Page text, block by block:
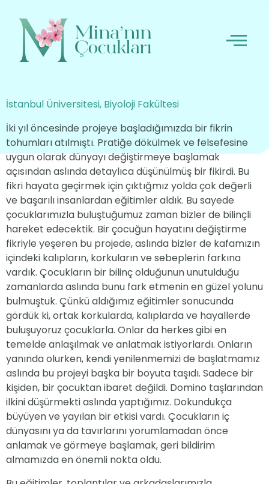
İstanbul Üniversitesi, Biyoloji Fakültesi
İki yıl öncesinde projeye başladığımızda bir fikrin
tohumları atılmıştı. Pratiğe dökülmek ve felsefesine
uygun olarak dünyayı değiştirmeye başlamak
açısından aslında detaylıca düşünülmüş bir fikirdi. Bu
fikri hayata geçirmek için çıktığmız yolda çok değerli
ve başarılı insanlardan eğitimler aldık. Bu sayede
çocuklarımızla buluştuğumuz zaman bizler de bilinçli
hareket edecektik. Bir çocuğun hayatını değiştirme
fikriyle yeşeren bu projede, aslında bizler de kafamızın
içindeki kalıpların, korkuların ve sebeplerin farkına
vardık. Çocukların bir bilinç olduğunun unutulduğu
zamanlarda aslında bunu fark etmenin en güzel yolunu
bulmuştuk. Çünkü aldığımız eğitimler sonucunda
gördük ki, ortak korkularda, kalıplarda ve hayallerde
buluşuyoruz çocuklarla. Onlar da herkes gibi en
temelde anlaşılmak ve anlatmak istiyorlardı. Onların
yanında olurken, kendi yenilenmemizi de başlatmamız
aslında bu projeyi başka bir boyuta taşıdı. Sadece bir
kişiden, bir çocuktan ibaret değildi. Domino taşlarından
ilkini düşürmekti aslında yaptığımız. Dokundukça
büyüyen ve yayılan bir etkisi vardı. Çocukların iç
dünyasını ya da tavırlarını yorumlamadan önce
anlamak ve görmeye başlamak, geri bildirim
almamızda en önemli nokta oldu.